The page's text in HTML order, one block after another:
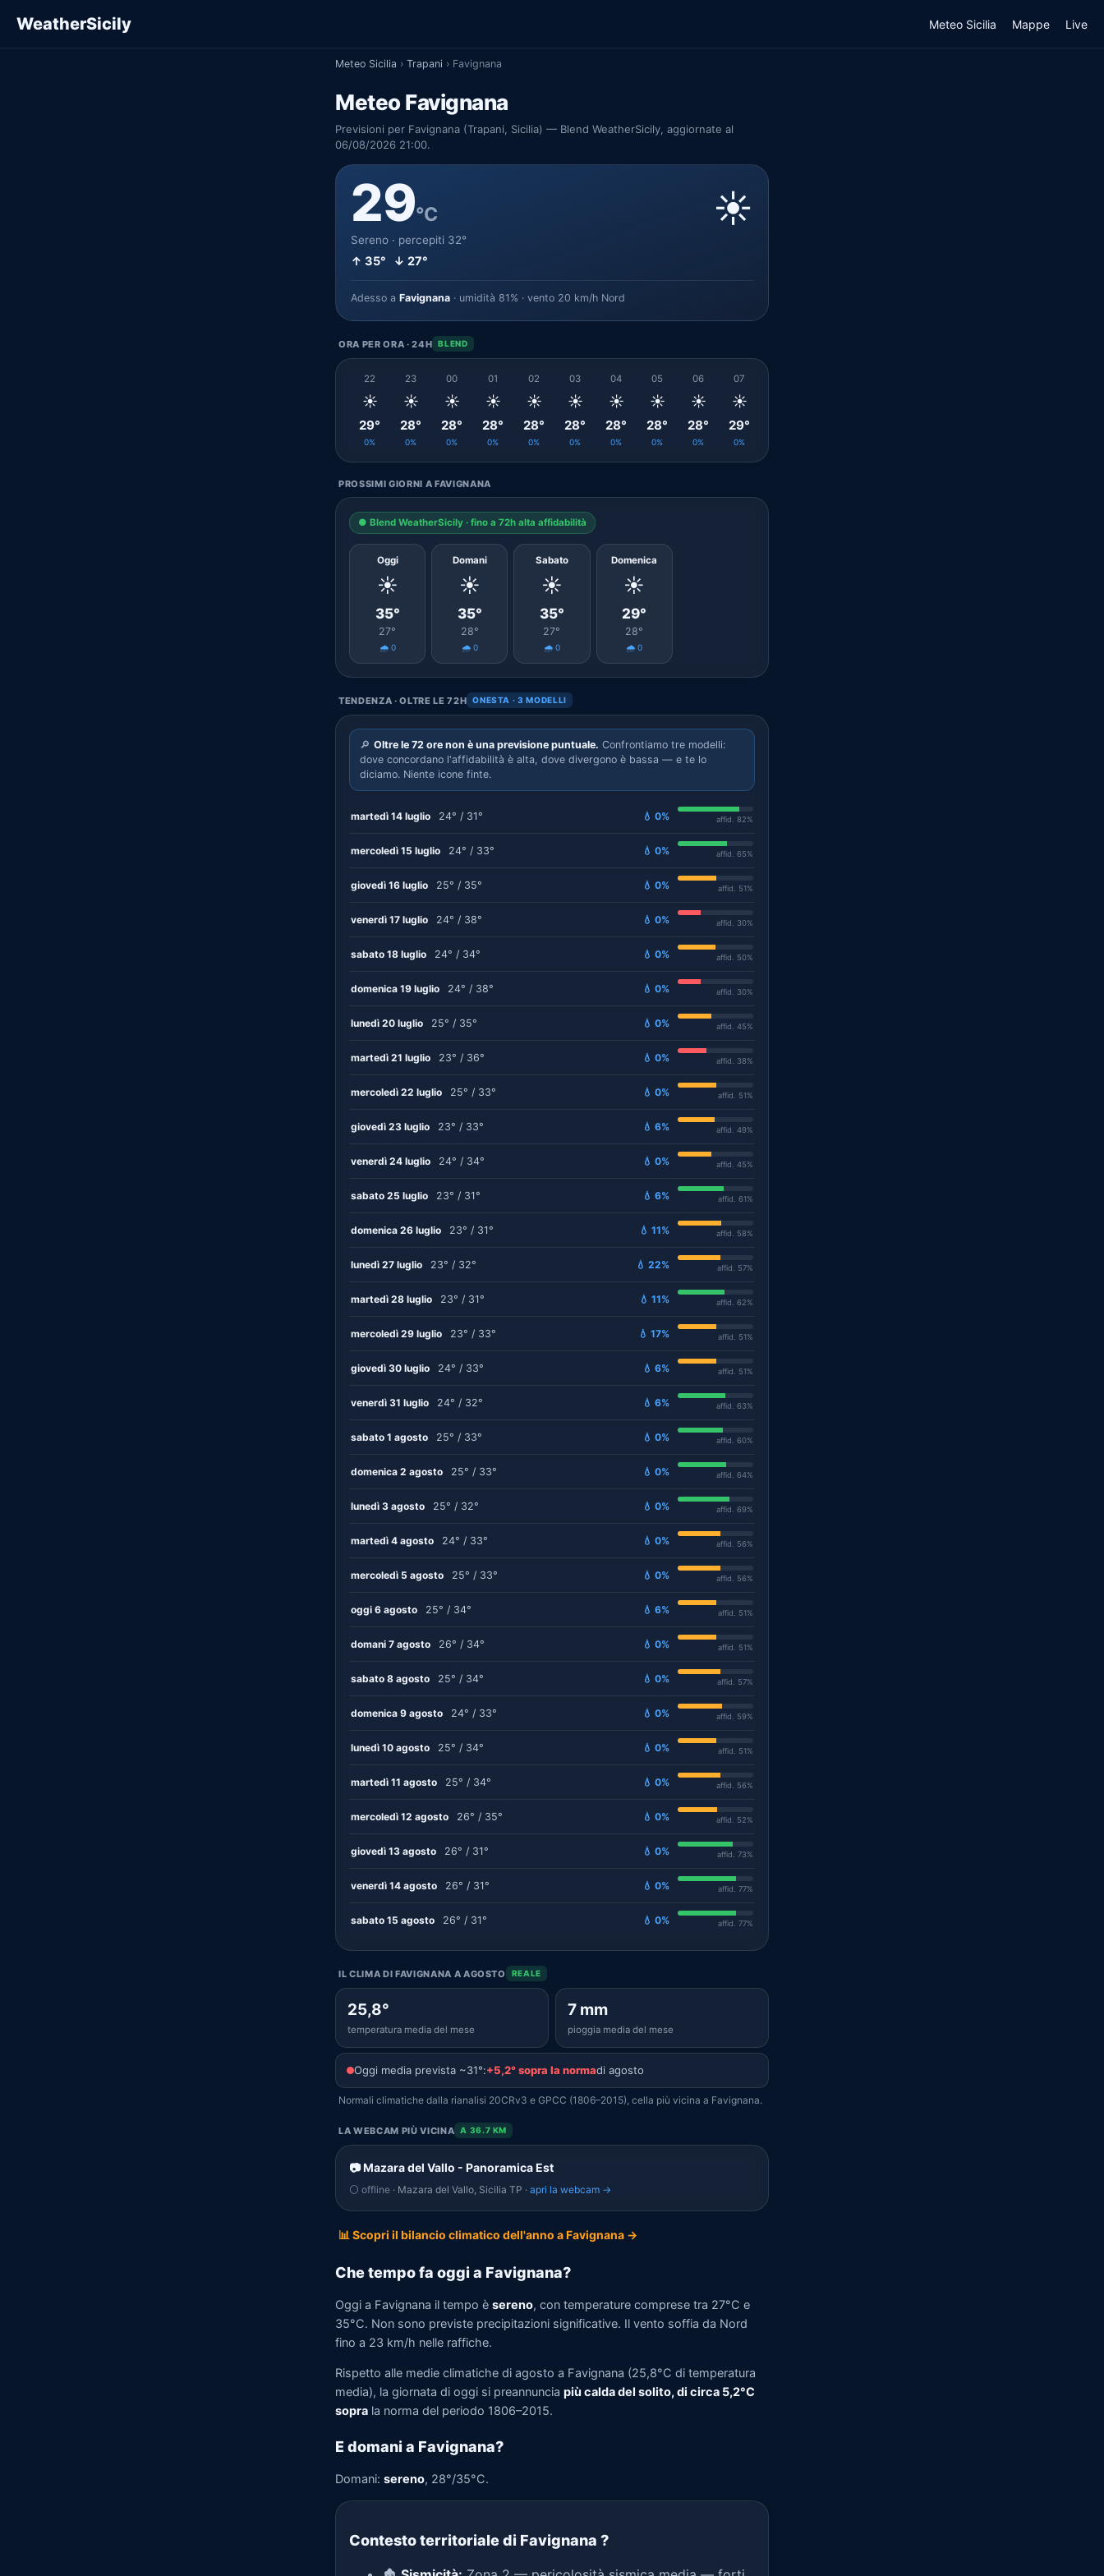
WeatherSicily Meteo Sicilia Mappe Live
Meteo Sicilia › Trapani › Favignana
Meteo Favignana
Previsioni per Favignana (Trapani, Sicilia) — Blend WeatherSicily, aggiornate al
06/08/2026 21:00.
29°C
Sereno · percepiti 32°
↑ 35° ↓ 27°
☀️
Adesso a Favignana · umidità 81% · vento 20 km/h Nord
ORA PER ORA · 24H BLEND
22
☀️
29°
0%
23
☀️
28°
0%
00
☀️
28°
0%
01
☀️
28°
0%
02
☀️
28°
0%
03
☀️
28°
0%
04
☀️
28°
0%
05
☀️
28°
0%
06
☀️
28°
0%
07
☀️
29°
0%
PROSSIMI GIORNI A FAVIGNANA
● Blend WeatherSicily · fino a 72h alta affidabilità
Oggi
☀️
35°
27°
🌧️ 0
Domani
☀️
35°
28°
🌧️ 0
Sabato
☀️
35°
27°
🌧️ 0
Domenica
☀️
29°
28°
🌧️ 0
TENDENZA · OLTRE LE 72H ONESTA · 3 MODELLI
🔎 Oltre le 72 ore non è una previsione puntuale. Confrontiamo tre modelli:
dove concordano l'affidabilità è alta, dove divergono è bassa — e te lo
diciamo. Niente icone finte.
martedì 14 luglio 24° / 31° 💧 0% affid. 82%
mercoledì 15 luglio 24° / 33° 💧 0% affid. 65%
giovedì 16 luglio 25° / 35° 💧 0% affid. 51%
venerdì 17 luglio 24° / 38° 💧 0% affid. 30%
sabato 18 luglio 24° / 34° 💧 0% affid. 50%
domenica 19 luglio 24° / 38° 💧 0% affid. 30%
lunedì 20 luglio 25° / 35° 💧 0% affid. 45%
martedì 21 luglio 23° / 36° 💧 0% affid. 38%
mercoledì 22 luglio 25° / 33° 💧 0% affid. 51%
giovedì 23 luglio 23° / 33° 💧 6% affid. 49%
venerdì 24 luglio 24° / 34° 💧 0% affid. 45%
sabato 25 luglio 23° / 31° 💧 6% affid. 61%
domenica 26 luglio 23° / 31° 💧 11% affid. 58%
lunedì 27 luglio 23° / 32° 💧 22% affid. 57%
martedì 28 luglio 23° / 31° 💧 11% affid. 62%
mercoledì 29 luglio 23° / 33° 💧 17% affid. 51%
giovedì 30 luglio 24° / 33° 💧 6% affid. 51%
venerdì 31 luglio 24° / 32° 💧 6% affid. 63%
sabato 1 agosto 25° / 33° 💧 0% affid. 60%
domenica 2 agosto 25° / 33° 💧 0% affid. 64%
lunedì 3 agosto 25° / 32° 💧 0% affid. 69%
martedì 4 agosto 24° / 33° 💧 0% affid. 56%
mercoledì 5 agosto 25° / 33° 💧 0% affid. 56%
oggi 6 agosto 25° / 34° 💧 6% affid. 51%
domani 7 agosto 26° / 34° 💧 0% affid. 51%
sabato 8 agosto 25° / 34° 💧 0% affid. 57%
domenica 9 agosto 24° / 33° 💧 0% affid. 59%
lunedì 10 agosto 25° / 34° 💧 0% affid. 51%
martedì 11 agosto 25° / 34° 💧 0% affid. 56%
mercoledì 12 agosto 26° / 35° 💧 0% affid. 52%
giovedì 13 agosto 26° / 31° 💧 0% affid. 73%
venerdì 14 agosto 26° / 31° 💧 0% affid. 77%
sabato 15 agosto 26° / 31° 💧 0% affid. 77%
IL CLIMA DI FAVIGNANA A AGOSTO REALE
25,8°
temperatura media del mese
7 mm
pioggia media del mese
Oggi media prevista ~31°:+5,2° sopra la normadi agosto
Normali climatiche dalla rianalisi 20CRv3 e GPCC (1806–2015), cella più vicina a Favignana.
LA WEBCAM PIÙ VICINA A 36.7 KM
📷 Mazara del Vallo - Panoramica Est
⚪ offline · Mazara del Vallo, Sicilia TP · apri la webcam →
📊 Scopri il bilancio climatico dell'anno a Favignana →
Che tempo fa oggi a Favignana?
Oggi a Favignana il tempo è sereno, con temperature comprese tra 27°C e
35°C. Non sono previste precipitazioni significative. Il vento soffia da Nord
fino a 23 km/h nelle raffiche.
Rispetto alle medie climatiche di agosto a Favignana (25,8°C di temperatura
media), la giornata di oggi si preannuncia più calda del solito, di circa 5,2°C
sopra la norma del periodo 1806–2015.
E domani a Favignana?
Domani: sereno, 28°/35°C.
Contesto territoriale di Favignana ?